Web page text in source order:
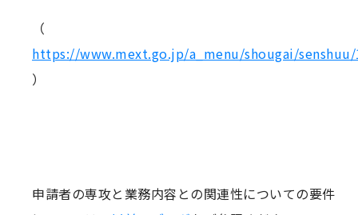
（
https://www.mext.go.jp/a_menu/shougai/senshuu/
）
申請者の専攻と業務内容との関連性についての要件